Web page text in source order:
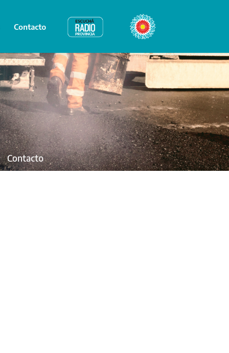
Contacto Radio Provincia Bicentenario
Contacto